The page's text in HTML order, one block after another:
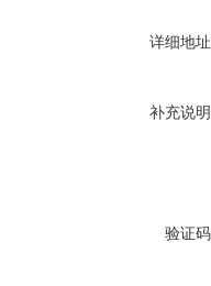
详细地
补充说
验证